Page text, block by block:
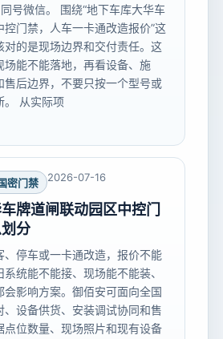
号微信。 围绕“地下车库大华车
控门禁，人车一卡通改造报价”这
对的是现场边界和交付责任。这
场能不能落地，再看设备、施
售后边界，不要只按一个型号或
。 从实际项
密门禁 2026-07-16
牌道闸联动园区中控门
分
、停车或一卡通改造，报价不能
统能不能接、现场能不能装、
会影响方案。御佰安可面向全国
、设备供货、安装调试协同和售
点位数量、现场照片和现有设备